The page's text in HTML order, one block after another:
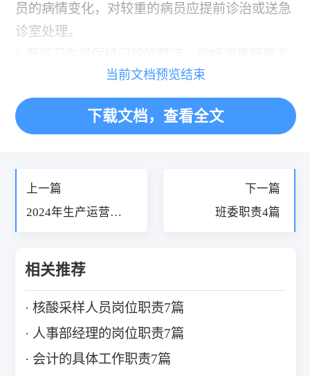
员的病情变化，对较重的病员应提前诊治或送急
诊室处理。
作，并组织及时供应开水和饮具。
6.组织护士、卫生员业务学习，指导实习护士的
工作。开展护理科学研究，及时总结经验。
当前文档预览结束
下载文档，查看全文
上一篇
2024年生产运营总
下一篇
班委职责4篇
相关推荐
核酸采样人员岗位职责7篇
人事部经理的岗位职责7篇
会计的具体工作职责7篇